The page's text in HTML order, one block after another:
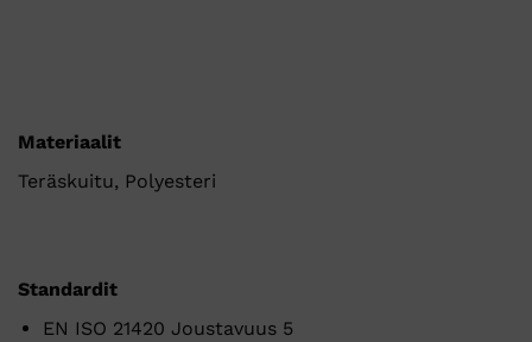
Materiaalit
Teräskuitu, Polyesteri
Standardit
EN ISO 21420 Joustavuus 5